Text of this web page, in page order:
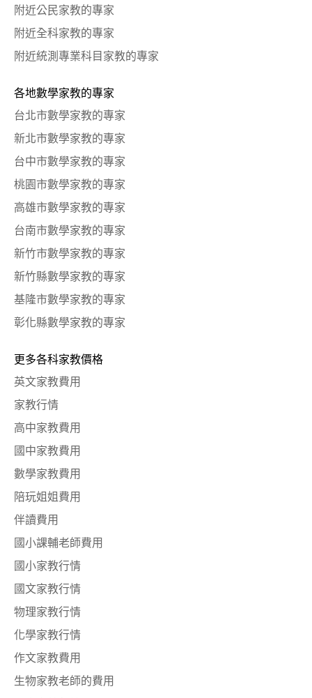
附近公民家教的專家
附近全科家教的專家
附近統測專業科目家教的專家
各地數學家教的專家
台北市數學家教的專家
新北市數學家教的專家
台中市數學家教的專家
桃園市數學家教的專家
高雄市數學家教的專家
台南市數學家教的專家
新竹市數學家教的專家
新竹縣數學家教的專家
基隆市數學家教的專家
彰化縣數學家教的專家
更多各科家教價格
英文家教費用
家教行情
高中家教費用
國中家教費用
數學家教費用
陪玩姐姐費用
伴讀費用
國小課輔老師費用
國小家教行情
國文家教行情
物理家教行情
化學家教行情
作文家教費用
生物家教老師的費用